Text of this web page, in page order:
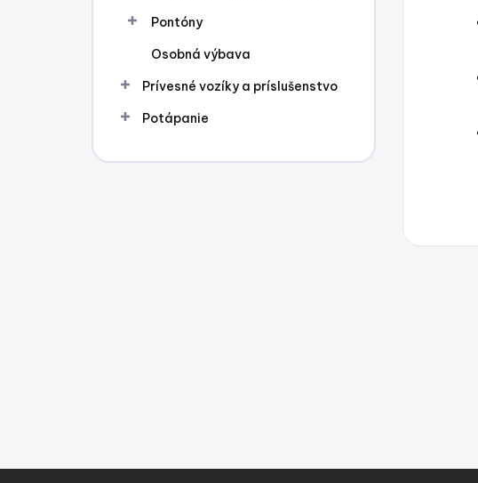
Pontóny
Osobná výbava
Prívesné vozíky a príslušenstvo
Potápanie